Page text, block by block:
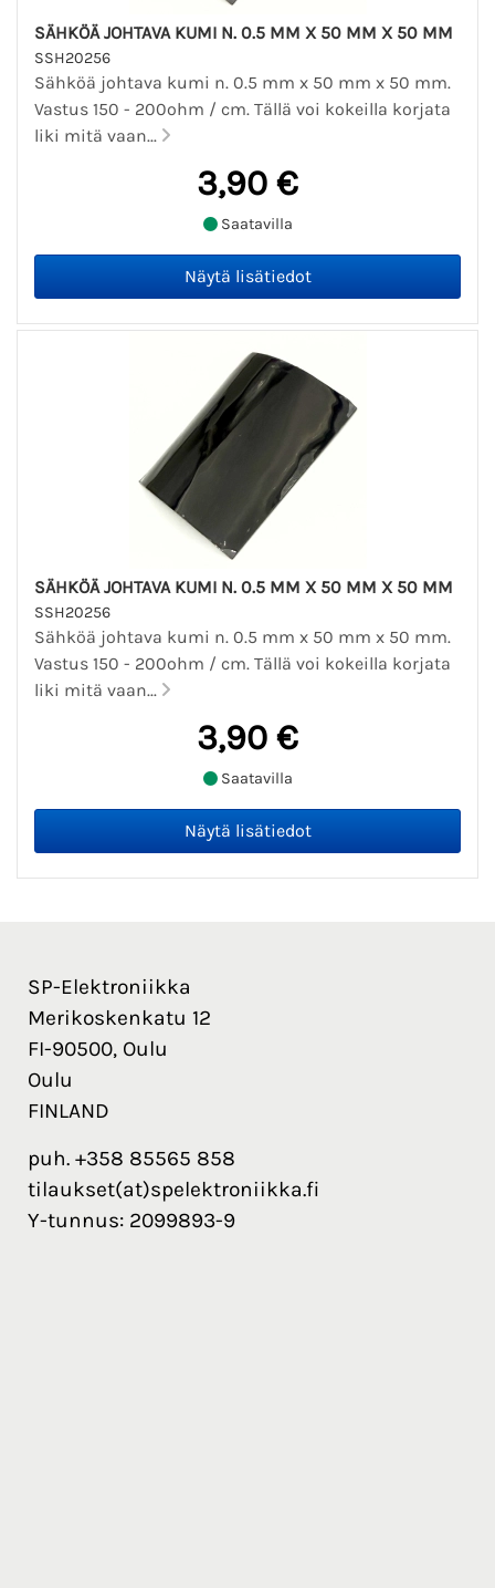
SÄHKÖÄ JOHTAVA KUMI N. 0.5 MM X 50 MM X 50 MM
SSH20256
Sähköä johtava kumi n. 0.5 mm x 50 mm x 50 mm.
Vastus 150 - 200ohm / cm. Tällä voi kokeilla korjata
liki mitä vaan...
3,90 €
Saatavilla
SÄHKÖÄ JOHTAVA KUMI N. 0.5 MM X 50 MM X 50 MM
SSH20256
Sähköä johtava kumi n. 0.5 mm x 50 mm x 50 mm.
Vastus 150 - 200ohm / cm. Tällä voi kokeilla korjata
liki mitä vaan...
3,90 €
Saatavilla
SP-Elektroniikka
Merikoskenkatu 12
FI-90500, Oulu
Oulu
FINLAND
puh. +358 85565 858
tilaukset(at)spelektroniikka.fi
Y-tunnus: 2099893-9